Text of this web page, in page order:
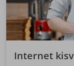
Internet